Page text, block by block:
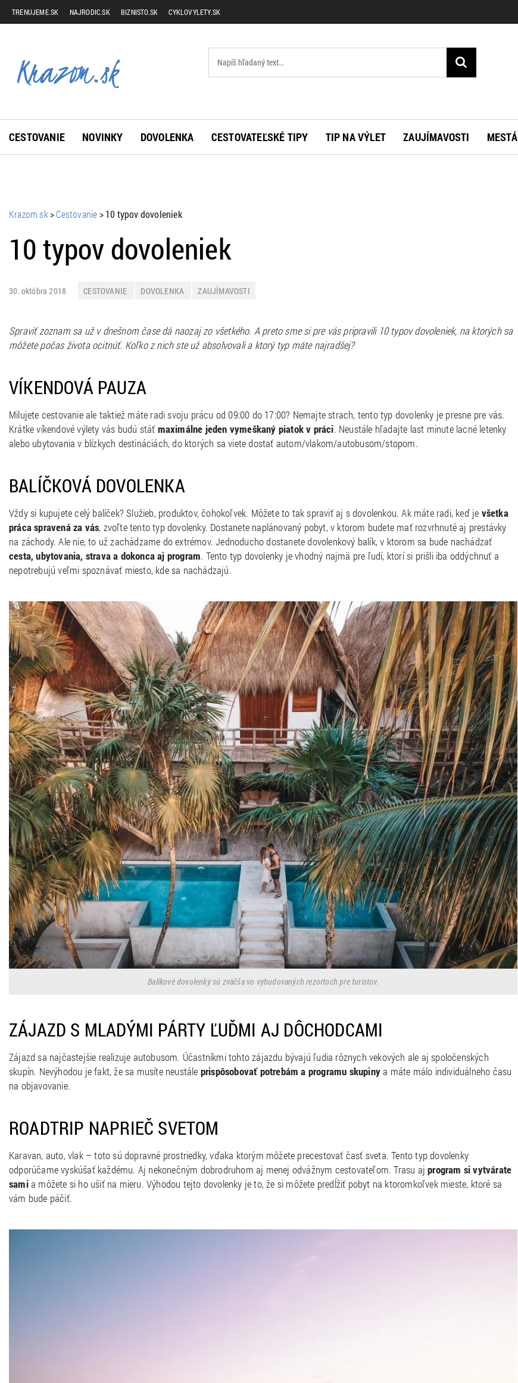
TRENUJEME.SK NAJRODIC.SK BIZNISTO.SK CYKLOVYLETY.SK
CESTOVANIE NOVINKY DOVOLENKA CESTOVATEĽSKÉ TIPY TIP NA VÝLET ZAUJÍMAVOSTI MESTÁ
Krazom.sk>Cestovanie>10 typov dovoleniek
10 typov dovoleniek
30. októbra 2018 CESTOVANIE DOVOLENKA ZAUJÍMAVOSTI
Spraviť zoznam sa už v dnešnom čase dá naozaj zo všetkého. A preto sme si pre vás pripravili 10 typov dovoleniek, na ktorých sa
môžete počas života ocitnúť. Koľko z nich ste už absolvovali a ktorý typ máte najradšej?
VÍKENDOVÁ PAUZA
Milujete cestovanie ale taktiež máte radi svoju prácu od 09:00 do 17:00? Nemajte strach, tento typ dovolenky je presne pre vás.
Krátke víkendové výlety vás budú stáť maximálne jeden vymeškaný piatok v práci. Neustále hľadajte last minute lacné letenky
alebo ubytovania v blízkych destináciách, do ktorých sa viete dostať autom/vlakom/autobusom/stopom.
BALÍČKOVÁ DOVOLENKA
Vždy si kupujete celý balíček? Služieb, produktov, čohokoľvek. Môžete to tak spraviť aj s dovolenkou. Ak máte radi, keď je všetka
práca spravená za vás, zvoľte tento typ dovolenky. Dostanete naplánovaný pobyt, v ktorom budete mať rozvrhnuté aj prestávky
na záchody. Ale nie, to už zachádzame do extrémov. Jednoducho dostanete dovolenkový balík, v ktorom sa bude nachádzať
cesta, ubytovania, strava a dokonca aj program. Tento typ dovolenky je vhodný najmä pre ľudí, ktorí si prišli iba oddýchnuť a
nepotrebujú veľmi spoznávať miesto, kde sa nachádzajú.
Balíkové dovolenky sú zväčša vo vybudovaných rezortoch pre turistov.
ZÁJAZD S MLADÝMI PÁRTY ĽUĎMI AJ DÔCHODCAMI
Zájazd sa najčastejšie realizuje autobusom. Účastníkmi tohto zájazdu bývajú ľudia rôznych vekových ale aj spoločenských
skupín. Nevýhodou je fakt, že sa musíte neustále prispôsobovať potrebám a programu skupinya máte málo individuálneho času
na objavovanie.
ROADTRIP NAPRIEČ SVETOM
Karavan, auto, vlak – toto sú dopravné prostriedky, vďaka ktorým môžete precestovať časť sveta. Tento typ dovolenky
odporúčame vyskúšať každému. Aj nekonečným dobrodruhom aj menej odvážnym cestovateľom. Trasu aj program si vytvárate
samia môžete si ho ušiť na mieru. Výhodou tejto dovolenky je to, že si môžete predĺžiť pobyt na ktoromkoľvek mieste, ktoré sa
vám bude páčiť.